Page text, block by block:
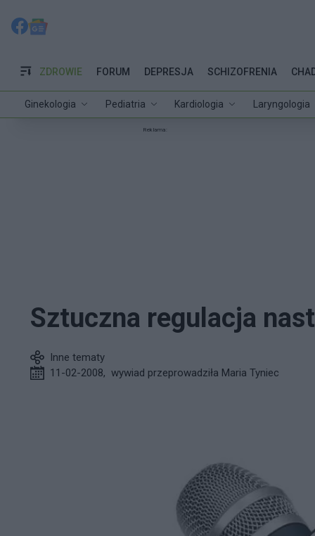
ZDROWIE
Ginekologia Pediatria Kardiologia Laryngologia
FORUM DEPRESJA SCHIZOFRENIA
Reklama:
Sztuczna regulacja
Inne tematy
11-02-2008, wywiad przeprowadziła Maria Tyniec